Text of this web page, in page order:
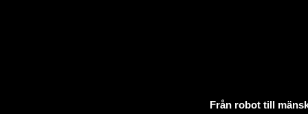
Från robot till